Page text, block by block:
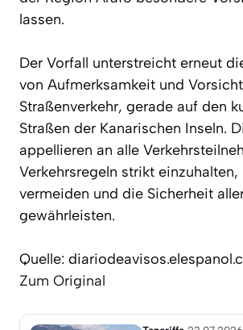
lassen.
Der Vorfall unterstreicht erneut
von Aufmerksamkeit und
Straßenverkehr, gerade auf den
Straßen der Kanarischen Inseln.
appellieren an alle
Verkehrsregeln strikt einzuhalten,
vermeiden und die Sicherheit
gewährleisten.
Quelle:
Zum Original